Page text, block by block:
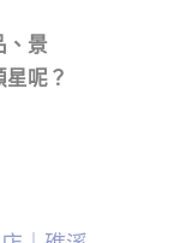
、景
呢？